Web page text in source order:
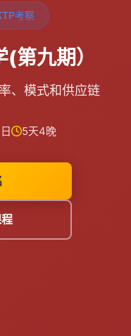
考察
第九期）
、模式和供应链
5天4晚